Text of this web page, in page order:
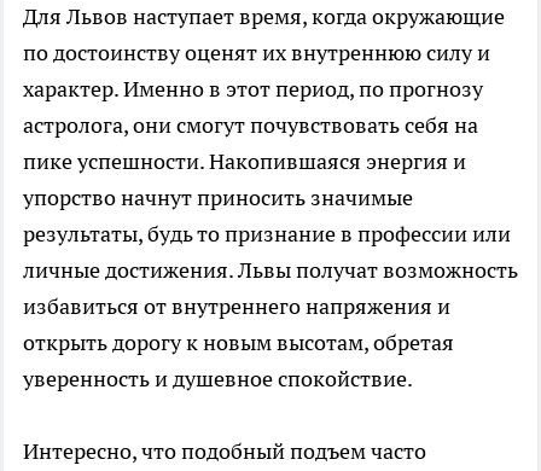
Для Львов наступает время, когда окружающие
по достоинству оценят их внутреннюю силу и
характер. Именно в этот период, по прогнозу
астролога, они смогут почувствовать себя на
пике успешности. Накопившаяся энергия и
упорство начнут приносить значимые
результаты, будь то признание в профессии или
личные достижения. Львы получат возможность
избавиться от внутреннего напряжения и
открыть дорогу к новым высотам, обретая
уверенность и душевное спокойствие.
Интересно, что подобный подъем часто